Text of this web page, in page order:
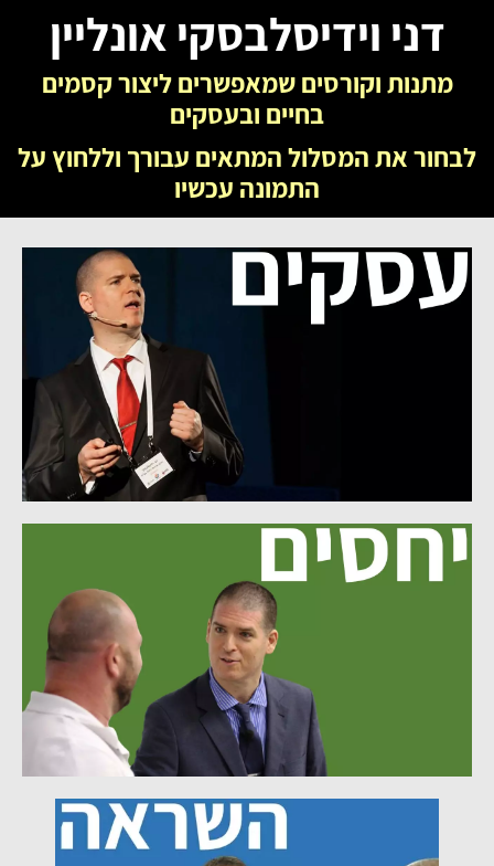
דני וידיסלבסקי אונליין
מתנות וקורסים שמאפשרים ליצור קסמים
בחיים ובעסקים
לבחור את המסלול המתאים עבורך וללחוץ על
התמונה עכשיו